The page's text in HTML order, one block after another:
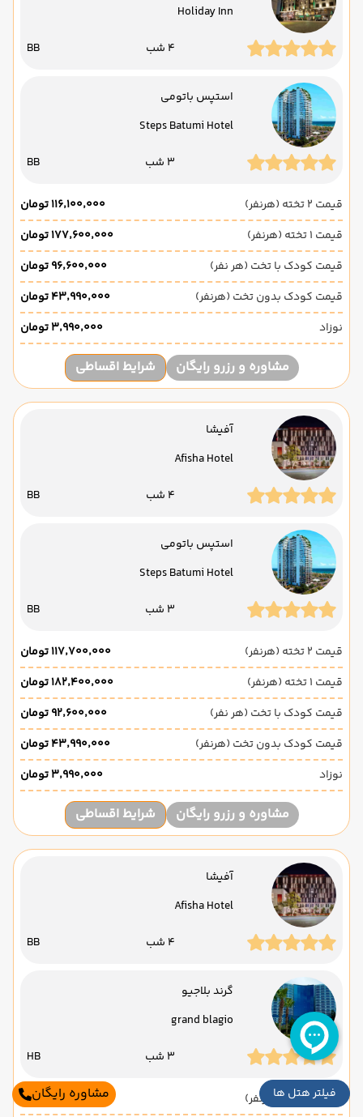
فیلتر هتل ها
Holiday Inn
4 شب BB
استپس باتومی
Steps Batumi Hotel
3 شب BB
قیمت 2 تخته (هرنفر)
۱۱۶٬۱۰۰٬۰۰۰ تومان
قیمت 1 تخته (هرنفر)
۱۷۷٬۶۰۰٬۰۰۰ تومان
قیمت کودک با تخت (هر نفر)
۹۶٬۶۰۰٬۰۰۰ تومان
قیمت کودک بدون تخت (هرنفر)
۴۳٬۹۹۰٬۰۰۰ تومان
نوزاد
۳٬۹۹۰٬۰۰۰ تومان
مشاوره و رزرو رایگان شرایط اقساطی
آفیشا
Afisha Hotel
4 شب BB
استپس باتومی
Steps Batumi Hotel
3 شب BB
قیمت 2 تخته (هرنفر)
۱۱۷٬۷۰۰٬۰۰۰ تومان
قیمت 1 تخته (هرنفر)
۱۸۲٬۴۰۰٬۰۰۰ تومان
قیمت کودک با تخت (هر نفر)
۹۲٬۶۰۰٬۰۰۰ تومان
قیمت کودک بدون تخت (هرنفر)
۴۳٬۹۹۰٬۰۰۰ تومان
نوزاد
۳٬۹۹۰٬۰۰۰ تومان
مشاوره و رزرو رایگان شرایط اقساطی
آفیشا
Afisha Hotel
4 شب BB
گرند بلاجیو
grand blagio
3 شب HB
قیمت 2 تخته (هرنفر) ۱۲۰٬۱۰۰٬۰۰۰ تومان
مشاوره رایگان